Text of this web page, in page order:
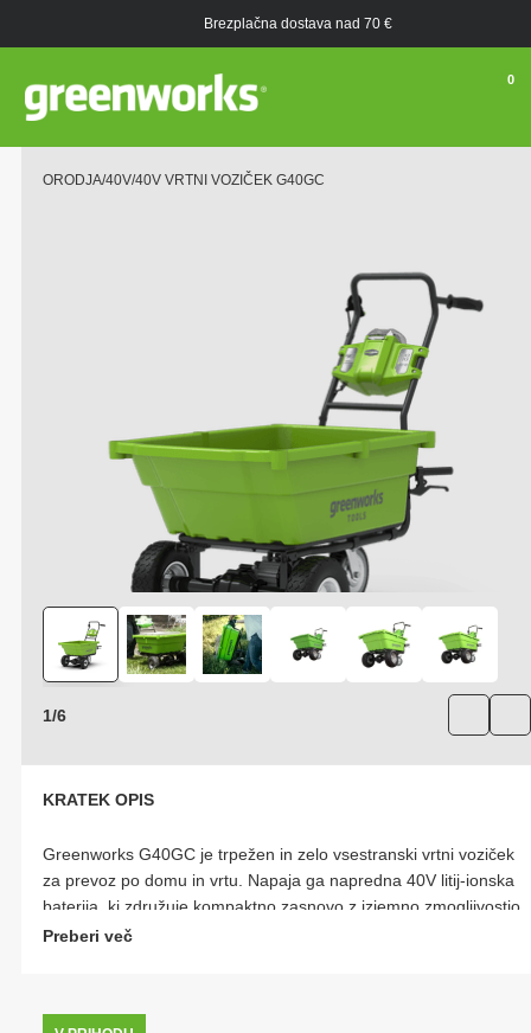
Brezplačna dostava nad 70 €
0
ORODJA/40V/40V VRTNI VOZIČEK G40GC
1/6
KRATEK OPIS
Greenworks G40GC je trpežen in zelo vsestranski vrtni voziček
za prevoz po domu in vrtu. Napaja ga napredna 40V litij-ionska
baterija, ki združuje kompaktno zasnovo z izjemno zmogljivostjo.
Kot del družine 40V se baterija lahko uporablja v katerem koli
kamenja in še veliko več po vrtu še nikoli lažji. Z nastavljivo
Preberi več